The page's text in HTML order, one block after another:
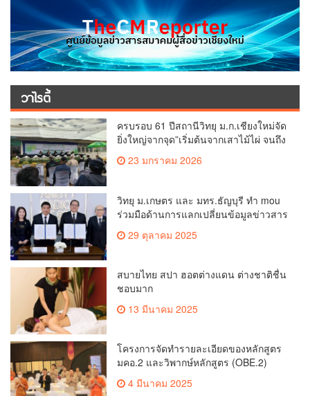
วาไรตี้
ครบรอบ 61 ปีสถานีวิทยุ ม.ก.เชียงใหม่จัด
ยิ่งใหญ่จากจุด”เริ่มต้นจากเสาไม้ไผ่ จนถึง
วันที่มี KURplus ในวันนี้”
23 มกราคม 2026
วิทยุ ม.เกษตร และ มทร.ธัญบุรี ทำ mou
ร่วมมือด้านการแลกเปลี่ยนข้อมูลข่าวสาร
ครอบคลุม
29 ตุลาคม 2025
สบายไทย สปา ฮอตต่างแดน ต่างชาติชื่น
ชอบมาก
13 มีนาคม 2025
โครงการจัดทำรายละเอียดของหลักสูตร
มคอ.2 และวิพากษ์หลักสูตร (OBE.2)
4 มีนาคม 2025